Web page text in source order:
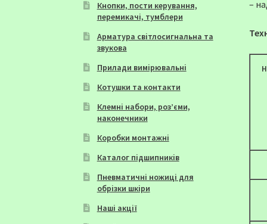
–
Кнопки, пости керування,
перемикачі, тумблери
Арматура світлосигнальна та
звукова
Прилади вимірювальні
Котушки та контакти
Клемні набори, роз’єми,
наконечники
Коробки монтажні
Каталог підшипників
Пневматичні ножиці для
обрізки шкіри
Наші акції